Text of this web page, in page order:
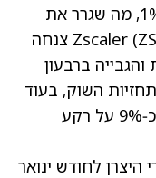
איבדה כ‑1%, מה שגרר את
צנחה
והגבייה ברבעון
השוק, בעוד
נפלה כ‑9% על רקע
היצרן לחודש ינואר